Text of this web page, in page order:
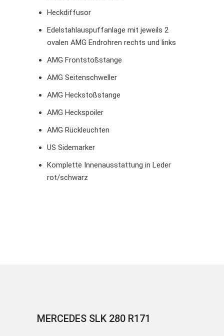
Heckdiffusor
Edelstahlauspuffanlage mit jeweils 2
ovalen AMG Endrohren rechts und links
AMG Frontstoßstange
AMG Seitenschweller
AMG Heckstoßstange
AMG Heckspoiler
AMG Rückleuchten
US Sidemarker
Komplette Innenausstattung in Leder
rot/schwarz
MERCEDES SLK 280 R171